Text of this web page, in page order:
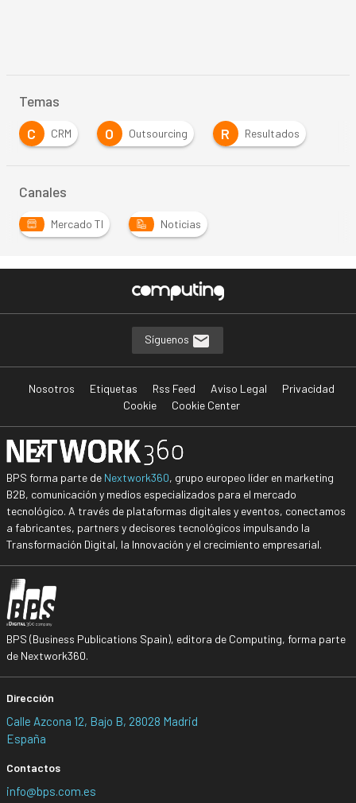
Temas
C
CRM O Outsourcing R Resultados
Canales
Mercado TI Noticias
Síguenos
Nosotros Etiquetas Rss Feed Aviso Legal
Privacidad
Cookie
Cookie Center
BPS forma parte de Nextwork360, grupo europeo líder en marketing
B2B, comunicación y medios especializados para el mercado
tecnológico. A través de plataformas digitales y eventos, conectamos
a fabricantes, partners y decisores tecnológicos impulsando la
Transformación Digital, la Innovación y el crecimiento empresarial.
BPS (Business Publications Spain), editora de Computing, forma parte
de Nextwork360.
Dirección
Calle Azcona 12, Bajo B, 28028 Madrid
España
Contactos
info@bps.com.es